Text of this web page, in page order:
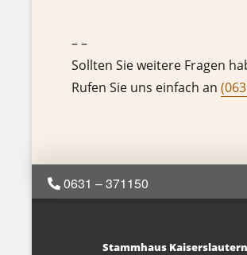
– –
Sollten Sie weitere Fragen
Rufen Sie uns einfach an
0631 – 371150
Stammhaus Kaiserslautern